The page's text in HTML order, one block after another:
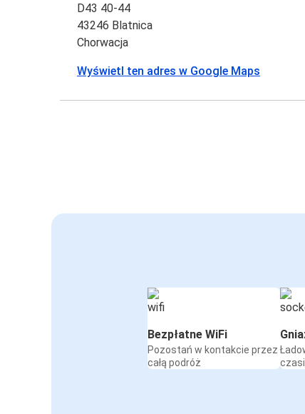
D43 40-44
43246 Blatnica
Chorwacja
Wyświetl ten adres w Google Maps
Bezpłatne WiFi
Pozostań w kontakcie przez
całą podróż